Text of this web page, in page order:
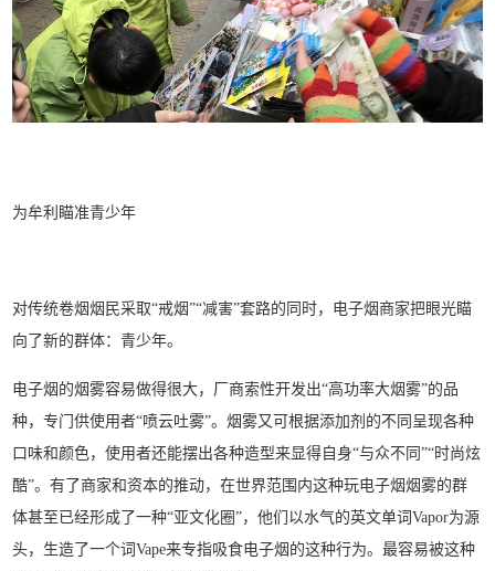
为牟利瞄准青少年
对传统卷烟烟民采取“戒烟”“减害”套路的同时，电子烟商家把眼光瞄
向了新的群体：青少年。
电子烟的烟雾容易做得很大，厂商索性开发出“高功率大烟雾”的品
种，专门供使用者“喷云吐雾”。烟雾又可根据添加剂的不同呈现各种
口味和颜色，使用者还能摆出各种造型来显得自身“与众不同”“时尚炫
酷”。有了商家和资本的推动，在世界范围内这种玩电子烟烟雾的群
体甚至已经形成了一种“亚文化圈”，他们以水气的英文单词Vapor为源
头，生造了一个词Vape来专指吸食电子烟的这种行为。最容易被这种